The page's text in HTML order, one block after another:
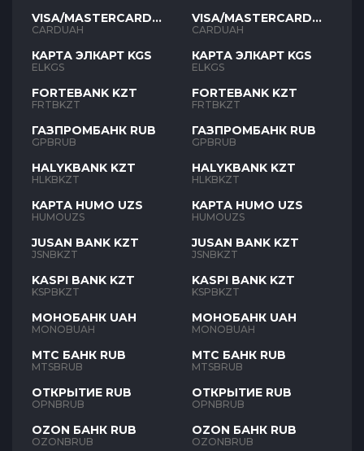
VISA/MASTERCARD
UAH
CARDUAH
КАРТА ЭЛКАРТ KGS
ELKGS
FORTEBANK KZT
FRTBKZT
ГАЗПРОМБАНК RUB
GPBRUB
HALYKBANK KZT
HLKBKZT
КАРТА HUMO UZS
HUMOUZS
JUSAN BANK KZT
JSNBKZT
KASPI BANK KZT
KSPBKZT
МОНОБАНК UAH
MONOBUAH
МТС БАНК RUB
MTSBRUB
ОТКРЫТИЕ RUB
OPNBRUB
OZON БАНК RUB
OZONBRUB
VISA/MASTERCARD
UAH
CARDUAH
КАРТА ЭЛКАРТ KGS
ELKGS
FORTEBANK KZT
FRTBKZT
ГАЗПРОМБАНК RUB
GPBRUB
HALYKBANK KZT
HLKBKZT
КАРТА HUMO UZS
HUMOUZS
JUSAN BANK KZT
JSNBKZT
KASPI BANK KZT
KSPBKZT
МОНОБАНК UAH
MONOBUAH
МТС БАНК RUB
MTSBRUB
ОТКРЫТИЕ RUB
OPNBRUB
OZON БАНК RUB
OZONBRUB